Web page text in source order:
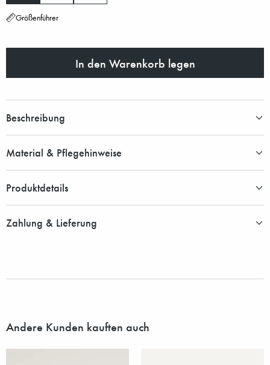
Größenführer
In den Warenkorb legen
Beschreibung
Material & Pflegehinweise
Produktdetails
Zahlung & Lieferung
Andere Kunden kauften auch